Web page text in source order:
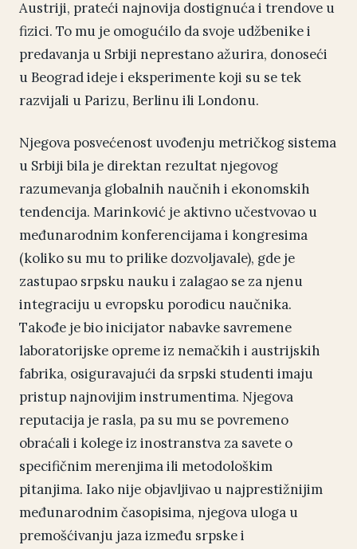
Austriji, prateći najnovija dostignuća i trendove u
fizici. To mu je omogućilo da svoje udžbenike i
predavanja u Srbiji neprestano ažurira, donoseći
u Beograd ideje i eksperimente koji su se tek
razvijali u Parizu, Berlinu ili Londonu.
Njegova posvećenost uvođenju metričkog sistema
u Srbiji bila je direktan rezultat njegovog
razumevanja globalnih naučnih i ekonomskih
tendencija. Marinković je aktivno učestvovao u
međunarodnim konferencijama i kongresima
(koliko su mu to prilike dozvoljavale), gde je
zastupao srpsku nauku i zalagao se za njenu
integraciju u evropsku porodicu naučnika.
Takođe je bio inicijator nabavke savremene
laboratorijske opreme iz nemačkih i austrijskih
fabrika, osiguravajući da srpski studenti imaju
pristup najnovijim instrumentima. Njegova
reputacija je rasla, pa su mu se povremeno
obraćali i kolege iz inostranstva za savete o
specifičnim merenjima ili metodološkim
pitanjima. Iako nije objavljivao u najprestižnijim
međunarodnim časopisima, njegova uloga u
premošćivanju jaza između srpske i